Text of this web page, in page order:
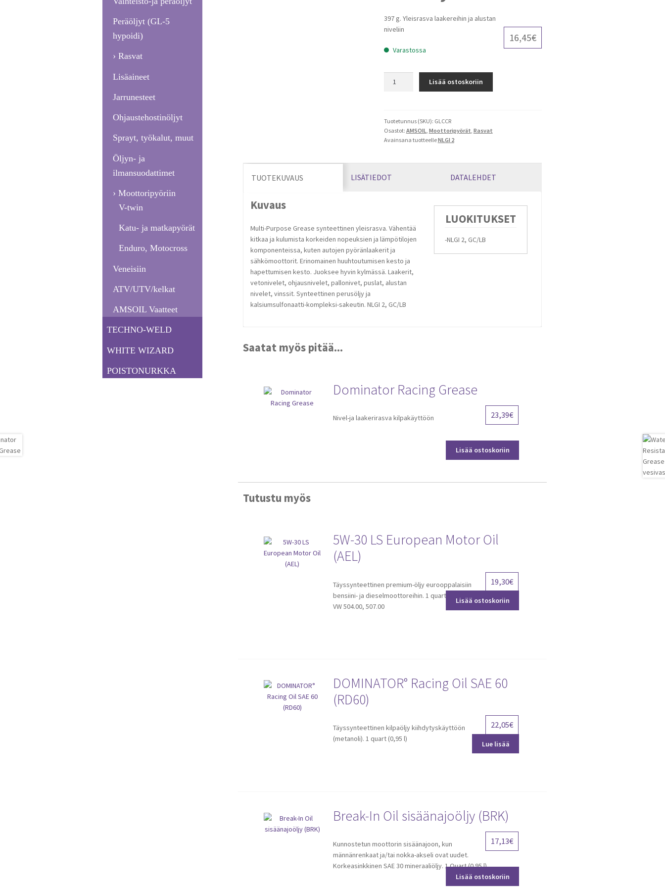
16,45€
397 g. Yleisrasva laakereihin ja alustan
niveliin
Varastossa
määrä
Lisää ostoskoriin
Tuotetunnus (SKU): GLCCR
Osastot: AMSOIL Moottoripyörät Rasvat
Avainsana tuotteelleNLGI 2
TUOTEKUVAUS LISÄTIEDOT DATALEHDET
Kuvaus
Multi-Purpose Grease synteettinen yleisrasva. Vähentää
kitkaa ja kulumista korkeiden nopeuksien ja lämpötilojen
komponenteissa, kuten autojen pyöränlaakerit ja
sähkömoottorit. Erinomainen huuhtoutumisen kesto ja
hapettumisen kesto. Juoksee hyvin kylmässä. Laakerit,
vetonivelet, ohjausnivelet, pallonivet, puslat, alustan
nivelet, vinssit. Synteettinen perusöljy ja
kalsiumsulfonaatti-kompleksi-sakeutin. NLGI 2, GC/LB
LUOKITUKSET
NLGI 2, GC/LB
Saatat myös pitää...
Dominator Racing Grease
23,39€
Lisää ostoskoriin
Nivel-ja laakerirasva kilpakäyttöön
Tutustu myös
5W-30 LS European Motor Oil
(AEL)
19,30€
Lisää ostoskoriin
Täyssynteettinen premium-öljy eurooppalaisiin
bensiini- ja dieselmoottoreihin. 1 quart (0.95 l).Esim.
VW 504.00, 507.00
DOMINATOR° Racing Oil SAE 60
(RD60)
22,05€
Lue lisää
Täyssynteettinen kilpaöljy kiihdytyskäyttöön
(metanoli). 1 quart (0,95 l)
Break-In Oil sisäänajoöljy (BRK)
17,13€
Lisää ostoskoriin
Kunnostetun moottorin sisäänajoon, kun
männänrenkaat ja/tai nokka-akseli ovat uudet.
Korkeasinkkinen SAE 30 mineraaliöljy. 1 Quart (0.95 l)
Peräöljyt (GL-5
hypoidi)
Rasvat
Lisäaineet
Jarrunesteet
Ohjaustehostinöljyt
Sprayt, työkalut, muut
Öljyn- ja
ilmansuodattimet
Moottoripyöriin
V-twin
Katu- ja matkapyörät
Enduro, Motocross
Veneisiin
ATV/UTV/kelkat
AMSOIL Vaatteet
TECHNO-WELD
WHITE WIZARD
POISTONURKKA